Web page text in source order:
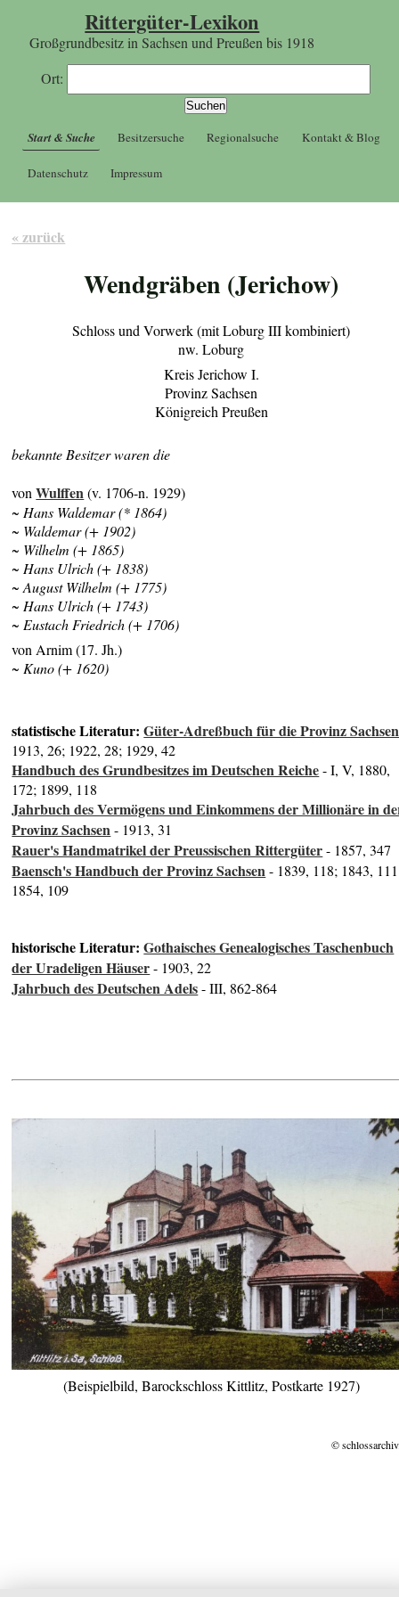
Rittergüter-Lexikon
Großgrundbesitz in Sachsen und Preußen bis 1918
Ort:
Start & Suche Besitzersuche Regionalsuche Kontakt & Blog
Datenschutz Impressum
« zurück
Wendgräben (Jerichow)
Schloss und Vorwerk (mit Loburg III kombiniert)
nw. Loburg
Kreis Jerichow I.
Provinz Sachsen
Königreich Preußen
bekannte Besitzer waren die
vonWulffen(v. 1706-n. 1929)
~ Hans Waldemar (* 1864)
~ Waldemar (+ 1902)
~ Wilhelm (+ 1865)
~ Hans Ulrich (+ 1838)
~ August Wilhelm (+ 1775)
~ Hans Ulrich (+ 1743)
~ Eustach Friedrich (+ 1706)
von Arnim (17. Jh.)
~ Kuno (+ 1620)
statistische Literatur:Güter-Adreßbuch für die Provinz Sachsen
1913, 26; 1922, 28; 1929, 42
Handbuch des Grundbesitzes im Deutschen Reiche- I, V, 1880,
172; 1899, 118
Jahrbuch des Vermögens und Einkommens der Millionäre in
Provinz Sachsen- 1913, 31
Rauer's Handmatrikel der Preussischen Rittergüter- 1857, 347
Baensch's Handbuch der Provinz Sachsen- 1839, 118; 1843,
1854, 109
historische Literatur:Gothaisches Genealogisches Taschenbuch
der Uradeligen Häuser- 1903, 22
Jahrbuch des Deutschen Adels- III, 862-864
(Beispielbild, Barockschloss Kittlitz, Postkarte 1927)
©